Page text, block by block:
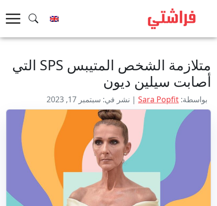
متلازمة الشخص المتيبس SPS التي
أصابت سيلين ديون
بواسطة: Sara Popfit | نشر في: سبتمبر 17, 2023